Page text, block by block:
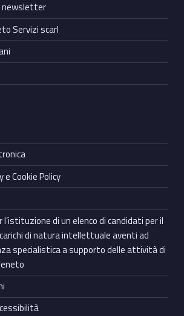
newsletter
Servizi scarl
Cookie Policy
l’istituzione di un elenco di candidati per il
di natura intellettuale aventi ad
specialistica a supporto delle attività di